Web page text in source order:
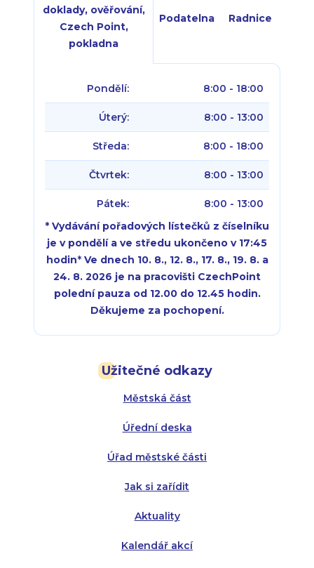
Užitečné odkazy
Městská část
Úřední deska
Úřad městské části
Jak si zařídit
Aktuality
Kalendář akcí
doklady, ověřování,
Czech Point,
pokladna
Podatelna Radnice
Pondělí: 8:00 - 18:00
Úterý: 8:00 - 13:00
Středa: 8:00 - 18:00
Čtvrtek: 8:00 - 13:00
Pátek:
8:00 - 13:00
* Vydávání pořadových lístečků z číselníku
je v pondělí a ve středu ukončeno v 17:45
hodin* Ve dnech 10. 8., 12. 8., 17. 8., 19. 8. a
24. 8. 2026 je na pracovišti CzechPoint
polední pauza od 12.00 do 12.45 hodin.
Děkujeme za pochopení.
Úterý:
Středa:
Čtvrtek:
Pátek:
Úterý:
Středa:
Čtvrtek: